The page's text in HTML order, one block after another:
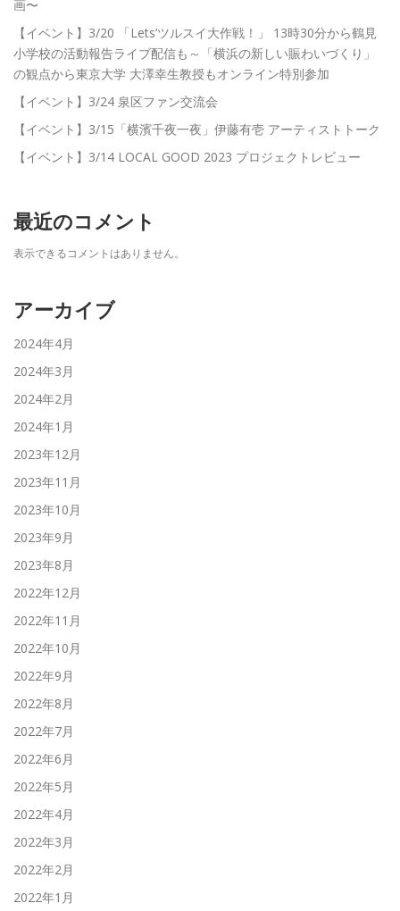
画〜
【イベント】3/20 「Lets’ツルスイ大作戦！」 13時30分から鶴見
小学校の活動報告ライブ配信も～「横浜の新しい賑わいづくり」
の観点から東京大学 大澤幸生教授もオンライン特別参加
【イベント】3/24 泉区ファン交流会
【イベント】3/15「横濱千夜一夜」伊藤有壱 アーティストトーク
【イベント】3/14 LOCAL GOOD 2023 プロジェクトレビュー
最近のコメント
表示できるコメントはありません。
アーカイブ
2024年4月
2024年3月
2024年2月
2024年1月
2023年12月
2023年11月
2023年10月
2023年9月
2023年8月
2022年12月
2022年11月
2022年10月
2022年9月
2022年8月
2022年7月
2022年6月
2022年5月
2022年4月
2022年3月
2022年2月
2022年1月